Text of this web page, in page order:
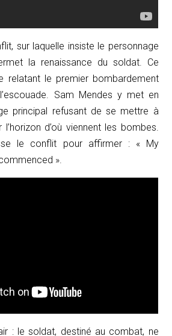
sur laquelle insiste le personnage
la renaissance du soldat. Ce
relatant le premier bombardement
Sam Mendes y met en
principal refusant de se mettre à
l’horizon d’où viennent les bombes.
le conflit pour affirmer : « My
».
: le soldat, destiné au combat, ne